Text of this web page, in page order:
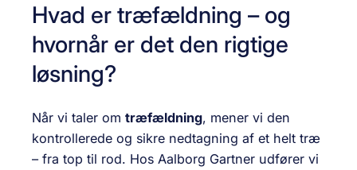
Hvad er træfældning – og
hvornår er det den rigtige
løsning?
Når vi taler om træfældning, mener vi den
kontrollerede og sikre nedtagning af et helt træ
– fra top til rod. Hos Aalborg Gartner udfører vi